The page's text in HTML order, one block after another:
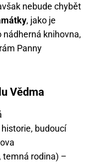
nebude chybět
, jako je
knihovna,
Panny
Vědma
budoucí
temná rodina) –